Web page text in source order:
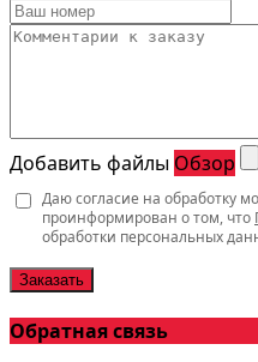
Добавить файлы Обзор
Даю согласие на обработку
проинформирован о том, что
обработки персональных
Заказать
Обратная связь